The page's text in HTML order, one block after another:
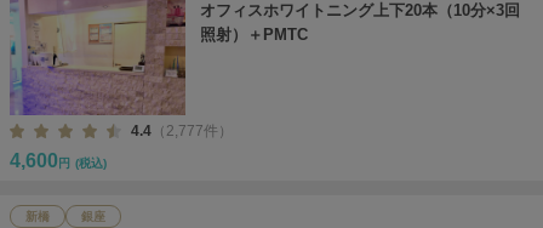
オフィスホワイトニング上下20本（10分×3回
照射）＋PMTC
4.4 （2,777件）
4,600 円 (税込)
新橋 銀座